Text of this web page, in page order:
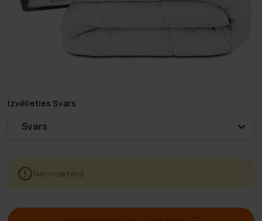
Izvēlieties Svars
Svars
Nav noliktavā